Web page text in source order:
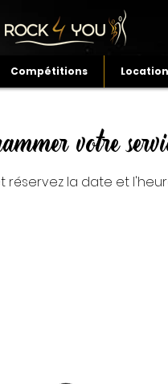
Compétitions
votre
réservez la date et